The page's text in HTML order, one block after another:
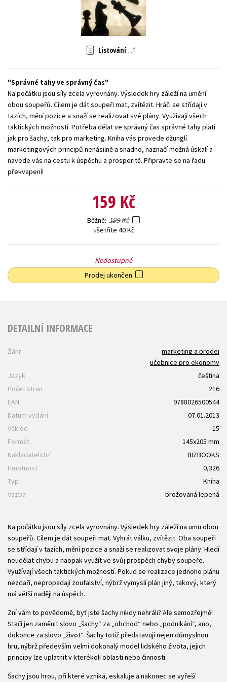
Zahraniční literatura
Všechny tituly
Listování
Správné tahy ve správný čas
Na počátku jsou síly zcela vyrovnány. Výsledek hry záleží na umění
obou soupeřů. Cílem je dát soupeři mat, zvítězit. Hráči se střídají v
tazích, mění pozice a snaží se realizovat své plány. Využívají všech
taktických možností. Potřeba dělat ve správný čas správné tahy platí
jak pro šachy, tak pro marketing. Kniha vás provede džunglí
marketingových principů nenásilně a snadno, naznačí možná úskalí a
navede vás na cestu k úspěchu a prosperitě. Připravte se na řadu
překvapení!
159 Kč
Běžně 199 Kč
ušetříte 40 Kč
Nedostupné
Prodej ukončen
DETAILNÍ INFORMACE
Žánr
marketing a prodej
učebnice pro ekonomy
Jazyk
čeština
Počet stran
216
EAN
9788026500544
Datum vydání
07.01.2013
Věk od
15
Formát
145x205 mm
Nakladatelství
BIZBOOKS
Hmotnost
0,326
Typ
Kniha
Vazba
brožovaná lepená
Na počátku jsou síly zcela vyrovnány. Výsledek hry záleží na umu obou
soupeřů. Cílem je dát soupeři mat. Vyhrát válku, zvítězit. Oba soupeři
se střídají v tazích, mění pozice a snaží se realizovat svoje plány. Hledí
neudělat chybu a naopak využít ve svůj prospěch chyby soupeře.
Využívají všech taktických možností. Pokud se realizace jednoho plánu
nezdaří, nepropadají zoufalství, nýbrž vymyslí plán jiný, takový, který
má větší naději na úspěch.
Zní vám to povědomě, byť jste šachy nikdy nehráli? Ale samozřejmě!
Stačí jen zaměnit slovo „šachy“ za „obchod“ nebo „podnikání“, ano,
dokonce za slovo „život“. Šachy totiž představují nejen důmyslnou
hru, nýbrž především velmi dokonalý model lidského života, jejich
principy lze uplatnit v kterékoli oblasti nebo činnosti.
Šachy jsou hrou, při které vzniká, eskaluje a nakonec se vyřeší